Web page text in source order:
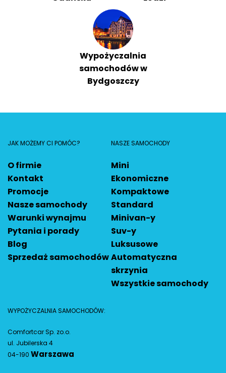
Wypożyczalnia
samochodów w
Bydgoszczy
JAK MOŻEMY CI POMÓC?
O firmie
Kontakt
Promocje
Nasze samochody
Warunki wynajmu
Pytania i porady
Blog
Sprzedaż samochodów
NASZE SAMOCHODY
Mini
Ekonomiczne
Kompaktowe
Standard
Minivan-y
Suv-y
Luksusowe
Automatyczna
skrzynia
Wszystkie samochody
WYPOŻYCZALNIA SAMOCHODÓW:
Comfortcar Sp. zo.o.
ul. Jubilerska 4
04-190 Warszawa